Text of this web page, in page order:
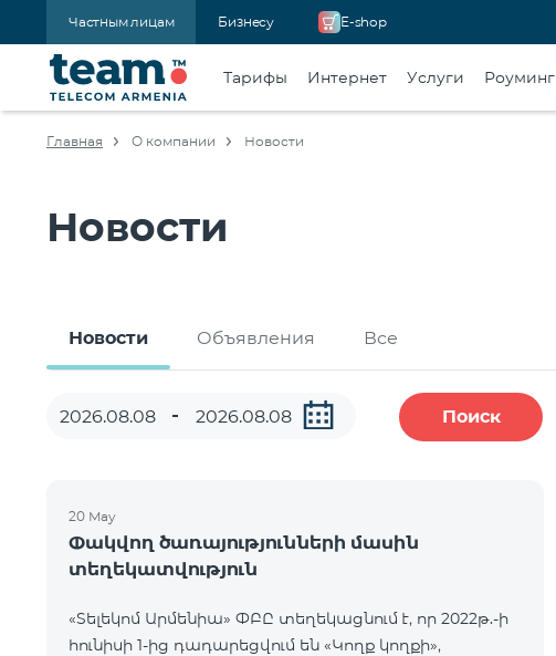
Частным лицам Бизнесу E-shop
Тарифы Интернет Услуги Роуминг
Главная О компании Новости
Новости
Новости Объявления Все
Поиск
20 May
Փակվող ծառայությունների մասին
տեղեկատվություն
«Տելեկոմ Արմենիա» ՓԲԸ տեղեկացնում է, որ 2022թ.-ի
հունիսի 1-ից դադարեցվում են «Կողք կողքի»,